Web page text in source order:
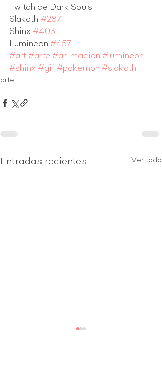
Twitch de Dark Souls.
Slakoth #287
Shinx #403
Lumineon #457
#art #arte #animacion #lumineon
#shinx #gif #pokemon #slakoth
arte
Entradas recientes Ver todo